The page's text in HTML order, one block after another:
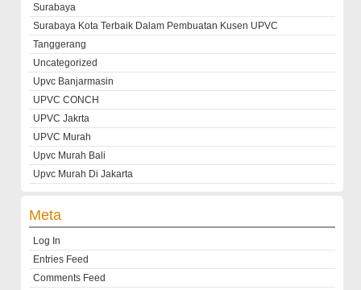
Surabaya
Surabaya Kota Terbaik Dalam Pembuatan Kusen UPVC
Tanggerang
Uncategorized
Upvc Banjarmasin
UPVC CONCH
UPVC Jakrta
UPVC Murah
Upvc Murah Bali
Upvc Murah Di Jakarta
Meta
Log In
Entries Feed
Comments Feed